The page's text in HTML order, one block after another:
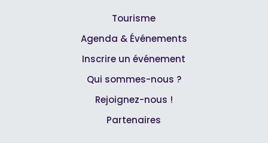
Tourisme
Agenda & Événements
Inscrire un événement
Qui sommes-nous ?
Rejoignez-nous !
Partenaires